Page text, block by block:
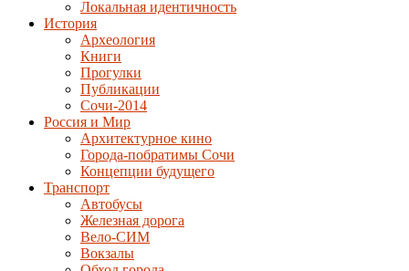
Локальная идентичность
История
Археология
Книги
Прогулки
Публикации
Сочи-2014
Россия и Мир
Архитектурное кино
Города-побратимы Сочи
Концепции будущего
Транспорт
Автобусы
Железная дорога
Вело-СИМ
Вокзалы